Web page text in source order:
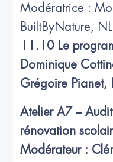
Modératrice :
BuiltByNature,
11.10 Le
Dominique
Grégoire Pianet,
Atelier A7 –
rénovation
Modérateur :